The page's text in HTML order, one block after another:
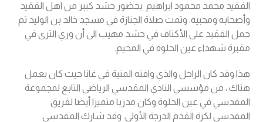
الفقيد محمد محمود ابراهيم بحضور حشد كبير من اهل الفقيد
وأصحابه ومحبيه. وتمت صلاة الجنازة في مسجد خالد بن الوليد ثم
حمل الفقيد على الأكتاف في حشد مهيب الى أن وري الثرى في
مقبرة شهداء عين الحلوة في المخيم.
هذا وقد كان الراحل والذي وافته المنية في غانا حيث كان يعمل
هناك ، من مؤسسي النادي المقدسي الرياضي التابع لمجموعة
المقدسي في عين الحلوة وكان مدربا متميزا أيضا لفريق
المقدسي لكرة القدم الدرجة الأولى. وقد شارك المقدسي